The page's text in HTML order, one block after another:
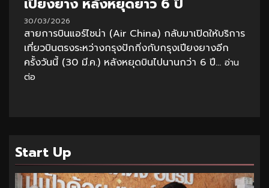
30/03/2026
สายการบินแอร์ไชน่า (Air China) กลับมาเปิดให้บริการ
เที่ยวบินตรงระหว่างกรุงปักกิ่งกับกรุงเปียงยางอีก
ครั้งวันนี้ (30 มี.ค.) หลังหยุดบินไปนานกว่า 6 ปี... อ่าน
ต่อ
Start Up